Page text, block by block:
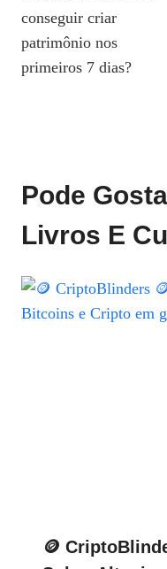
conseguir criar
patrimônio nos
primeiros 7 dias?
Pode
Livros E
🪙